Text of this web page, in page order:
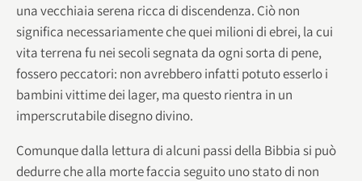
una vecchiaia serena ricca di discendenza. Ciò non
significa necessariamente che quei milioni di ebrei, la cui
vita terrena fu nei secoli segnata da ogni sorta di pene,
fossero peccatori: non avrebbero infatti potuto esserlo i
bambini vittime dei lager, ma questo rientra in un
imperscrutabile disegno divino.
Comunque dalla lettura di alcuni passi della Bibbia si può
dedurre che alla morte faccia seguito uno stato di non